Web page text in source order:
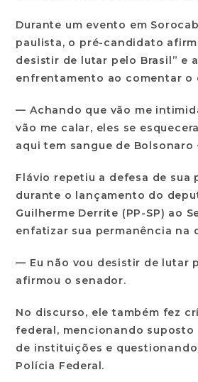
Durante um evento em
paulista, o pré-candidato
desistir de lutar pelo Brasil” e
enfrentamento ao comentar
— Achando que vão me
vão me calar, eles se
aqui tem sangue de
Flávio repetiu a defesa de sua
durante o lançamento do
Guilherme Derrite (PP-SP) ao
enfatizar sua permanência na
— Eu não vou desistir de lutar
afirmou o senador.
No discurso, ele também fez
federal, mencionando suposto
de instituições e
Polícia Federal.